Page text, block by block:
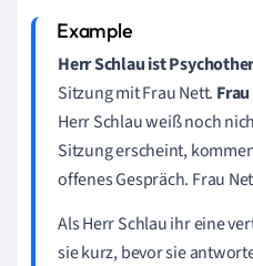
Herr Schlau ist
Sitzung mit Frau Nett.
Herr Schlau weiß noch
Sitzung erscheint,
offenes Gespräch. Frau
Als Herr Schlau ihr eine
sie kurz, bevor sie